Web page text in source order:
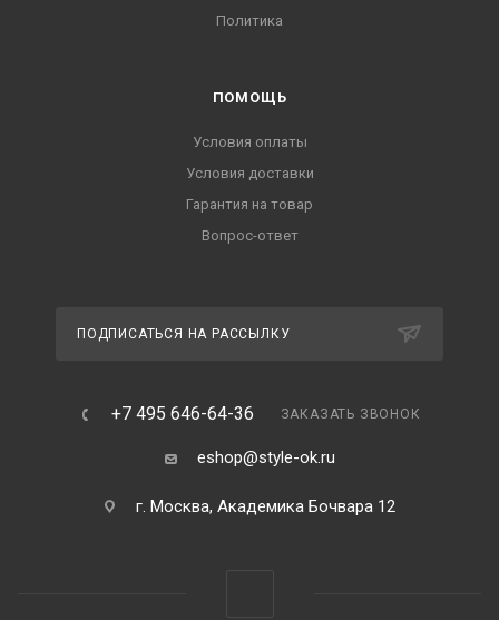
Политика
ПОМОЩЬ
Условия оплаты
Условия доставки
Гарантия на товар
Вопрос-ответ
ПОДПИСАТЬСЯ НА РАССЫЛКУ
+7 495 646-64-36 ЗАКАЗАТЬ ЗВОНОК
eshop@style-ok.ru
г. Москва, Академика Бочвара 12